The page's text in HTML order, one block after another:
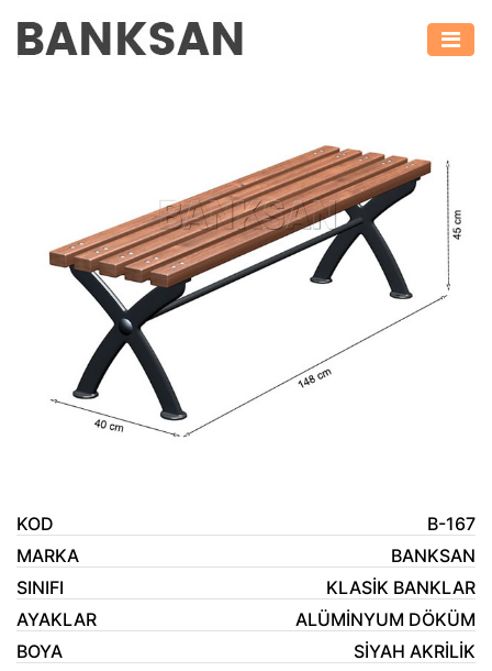
KOD
B-167
MARKA
BANKSAN
SINIFI
KLASİK BANKLAR
AYAKLAR
ALÜMİNYUM DÖKÜM
BOYA
SİYAH AKRİLİK